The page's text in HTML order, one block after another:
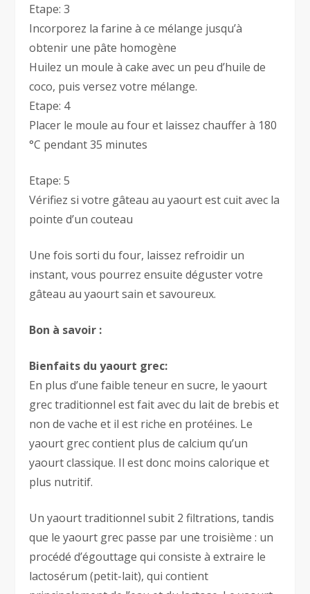
Etape: 3
Incorporez la farine à ce mélange jusqu’à
obtenir une pâte homogène
Huilez un moule à cake avec un peu d’huile de
coco, puis versez votre mélange.
Etape: 4
Placer le moule au four et laissez chauffer à 180
°C pendant 35 minutes
Etape: 5
Vérifiez si votre gâteau au yaourt est cuit avec la
pointe d’un couteau
Une fois sorti du four, laissez refroidir un
instant, vous pourrez ensuite déguster votre
gâteau au yaourt sain et savoureux.
Bon à savoir :
Bienfaits du yaourt grec:
En plus d’une faible teneur en sucre, le yaourt
grec traditionnel est fait avec du lait de brebis et
non de vache et il est riche en protéines. Le
yaourt grec contient plus de calcium qu’un
yaourt classique. Il est donc moins calorique et
plus nutritif.
Un yaourt traditionnel subit 2 filtrations, tandis
que le yaourt grec passe par une troisième : un
procédé d’égouttage qui consiste à extraire le
lactosérum (petit-lait), qui contient